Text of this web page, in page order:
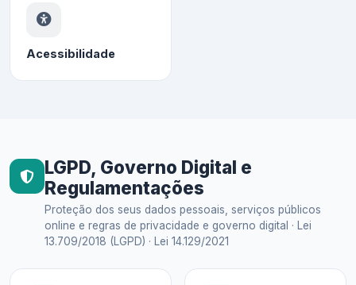
Acessibilidade
LGPD, Governo Digital e
Regulamentações
Proteção dos seus dados pessoais, serviços públicos
online e regras de privacidade e governo digital · Lei
13.709/2018 (LGPD) · Lei 14.129/2021